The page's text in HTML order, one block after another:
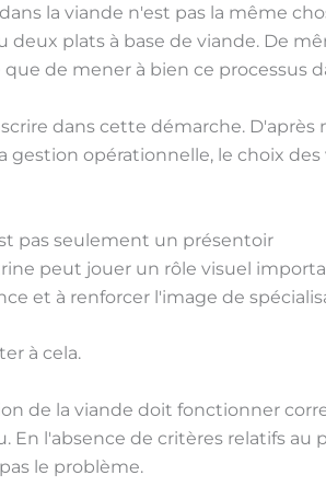
la viande n'est pas la même
plats à base de viande. De
de mener à bien ce processus
dans cette démarche.
gestion opérationnelle, le choix
pas seulement un présentoir
peut jouer un rôle visuel
et à renforcer l'image de
à cela.
de la viande doit fonctionner
En l'absence de critères relatifs
le problème.